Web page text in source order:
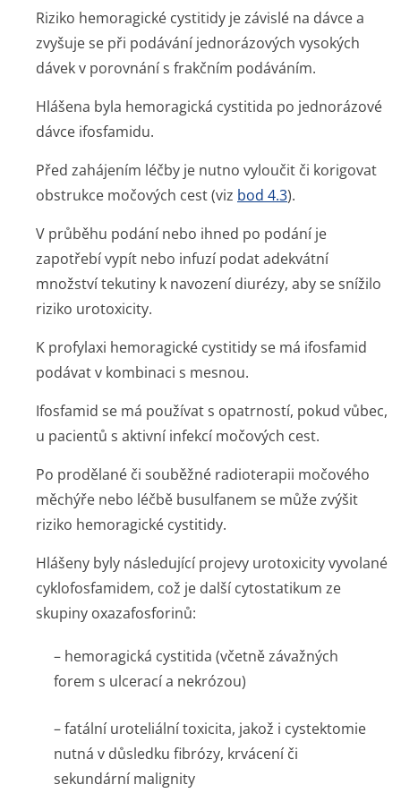
Riziko hemoragické cystitidy je závislé na dávce a
zvyšuje se při podávání jednorázových vysokých
dávek v porovnání s frakčním podáváním.
Hlášena byla hemoragická cystitida po jednorázové
dávce ifosfamidu.
Před zahájením léčby je nutno vyloučit či korigovat
obstrukce močových cest (viz bod 4.3).
V průběhu podání nebo ihned po podání je
zapotřebí vypít nebo infuzí podat adekvátní
množství tekutiny k navození diurézy, aby se snížilo
riziko urotoxicity.
K profylaxi hemoragické cystitidy se má ifosfamid
podávat v kombinaci s mesnou.
Ifosfamid se má používat s opatrností, pokud vůbec,
u pacientů s aktivní infekcí močových cest.
Po prodělané či souběžné radioterapii močového
měchýře nebo léčbě busulfanem se může zvýšit
riziko hemoragické cystitidy.
Hlášeny byly následující projevy urotoxicity vyvolané
cyklofosfamidem, což je další cytostatikum ze
skupiny oxazafosforinů:
– hemoragická cystitida (včetně závažných
forem s ulcerací a nekrózou)
– fatální uroteliální toxicita, jakož i cystektomie
nutná v důsledku fibrózy, krvácení či
sekundární malignity